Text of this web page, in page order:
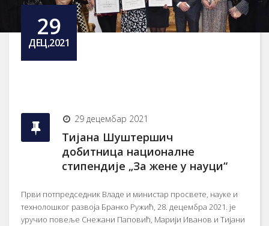
29
ДЕЦ,2021
29 децембар 2021
Тијана Шуштершич
добитница националнe
стипендијe „За жене у науци“
Први потпредседник Владе и министар просвете, науке и
технолошког развоја Бранко Ружић, 28. децембра 2021. је
уручио повеље Снежани Паповић, Марији Иванов и Тијани